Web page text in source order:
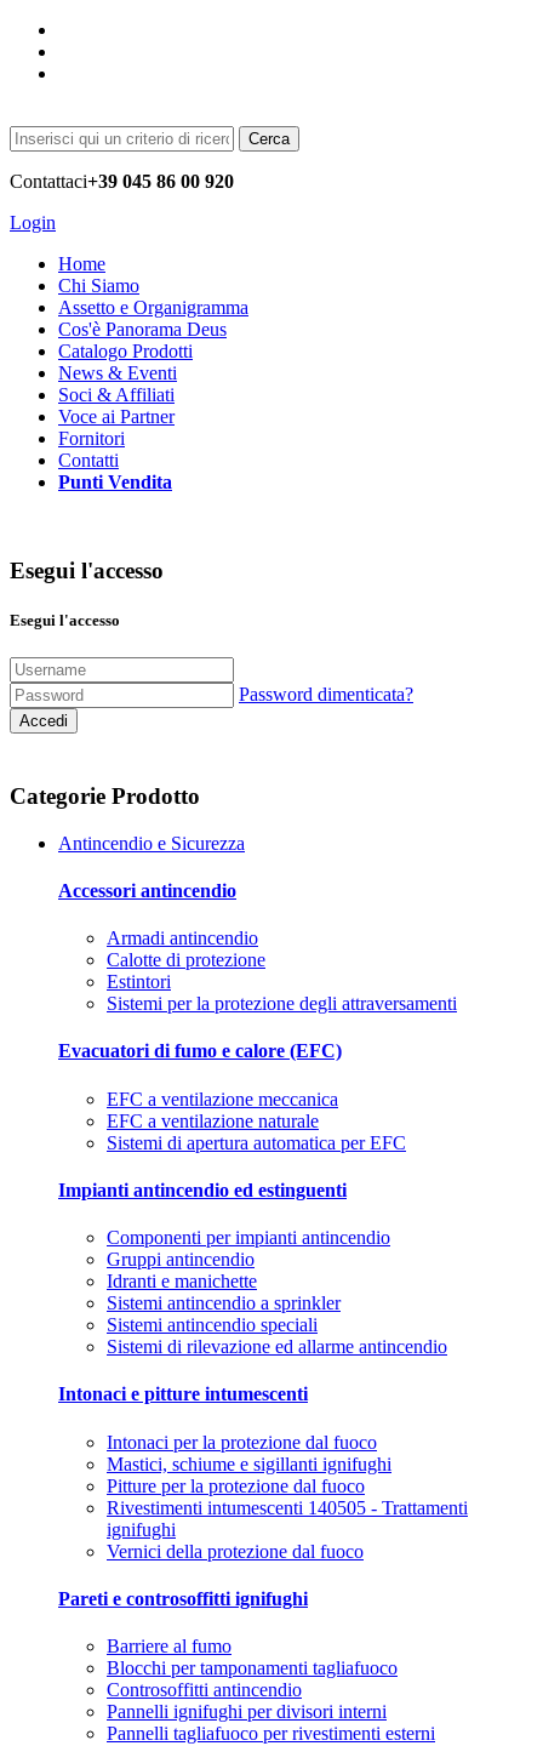
Cerca
Contattaci+39 045 86 00 920
Login
Home
Chi Siamo
Assetto e Organigramma
Cos'è Panorama Deus
Catalogo Prodotti
News & Eventi
Soci & Affiliati
Voce ai Partner
Fornitori
Contatti
Punti Vendita
Esegui l'accesso
Esegui l'accesso
Password dimenticata?
Accedi
Categorie Prodotto
Antincendio e Sicurezza
Accessori antincendio
Armadi antincendio
Calotte di protezione
Estintori
Sistemi per la protezione degli attraversamenti
Evacuatori di fumo e calore (EFC)
EFC a ventilazione meccanica
EFC a ventilazione naturale
Sistemi di apertura automatica per EFC
Impianti antincendio ed estinguenti
Componenti per impianti antincendio
Gruppi antincendio
Idranti e manichette
Sistemi antincendio a sprinkler
Sistemi antincendio speciali
Sistemi di rilevazione ed allarme antincendio
Intonaci e pitture intumescenti
Intonaci per la protezione dal fuoco
Mastici, schiume e sigillanti ignifughi
Pitture per la protezione dal fuoco
Rivestimenti intumescenti 140505 - Trattamenti
ignifughi
Vernici della protezione dal fuoco
Pareti e controsoffitti ignifughi
Barriere al fumo
Blocchi per tamponamenti tagliafuoco
Controsoffitti antincendio
Pannelli ignifughi per divisori interni
Pannelli tagliafuoco per rivestimenti esterni